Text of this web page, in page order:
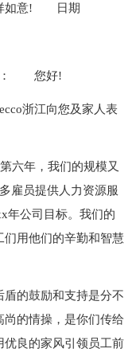
如意! 日期
您好!
浙江向您及家人表
六年，我们的规模又
雇员提供人力资源服
年公司目标。我们的
们用他们的辛勤和智慧
的鼓励和支持是分不
的情操，是你们传给
优良的家风引领员工前